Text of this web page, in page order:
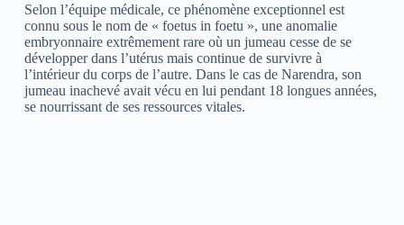
Selon l’équipe médicale, ce phénomène exceptionnel est
connu sous le nom de « foetus in foetu », une anomalie
embryonnaire extrêmement rare où un jumeau cesse de se
développer dans l’utérus mais continue de survivre à
l’intérieur du corps de l’autre. Dans le cas de Narendra, son
jumeau inachevé avait vécu en lui pendant 18 longues années,
se nourrissant de ses ressources vitales.